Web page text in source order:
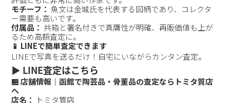
モチーフ： 魚文は金城氏を代表する図柄であり、コレクタ
ー需要も高いです。
付属品： 共箱と署名付きで真贋性が明確、再販価値も上が
るため高額査定に。
📱 LINEで簡単査定できます
LINEで写真を送るだけ！自宅にいながらカンタン査定。
▶️ LINE査定はこちら
🏪 店舗情報｜函館で陶芸品・骨董品の査定ならトミタ質店
へ
店名：
トミタ質店